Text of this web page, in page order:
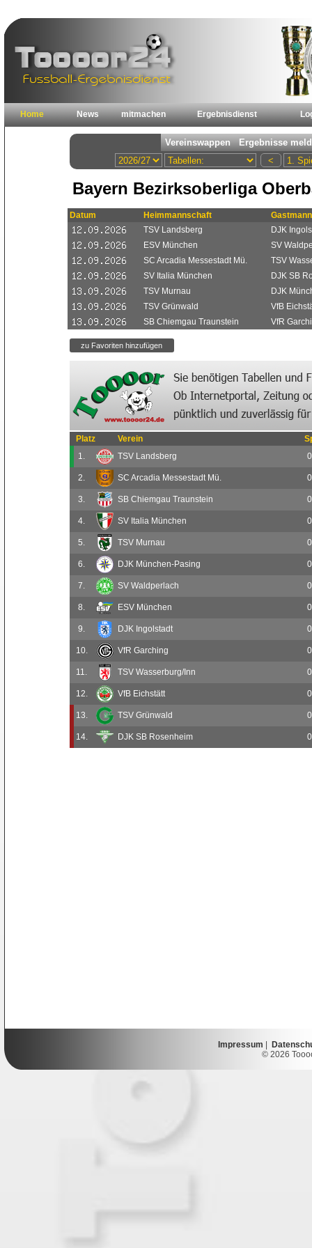
Home News mitmachen Ergebnisdienst
Bayern Bezirksoberliga
Datum Heimmannschaft
TSV Landsberg
DJK
ESV München
SV
SC Arcadia Messestadt Mü.
TSV
SV Italia München
DJK SB
TSV Murnau
DJK
TSV Grünwald
VfB
SB Chiemgau Traunstein
VfR
Platz Verein
1.
TSV Landsberg 0
2. SC Arcadia Messestadt Mü. 0
3. SB Chiemgau Traunstein 0
4. SV Italia München 0
5. TSV Murnau 0
6. DJK München-Pasing 0
7. SV Waldperlach 0
8. ESV München 0
9. DJK Ingolstadt 0
10. VfR Garching 0
11. TSV Wasserburg/Inn 0
12. VfB Eichstätt 0
13. TSV Grünwald 0
14. DJK SB Rosenheim 0
Impressum
© 2026